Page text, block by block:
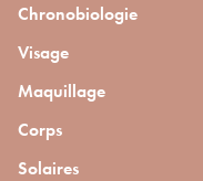
Chronobiologie
Visage
Maquillage
Corps
Solaires